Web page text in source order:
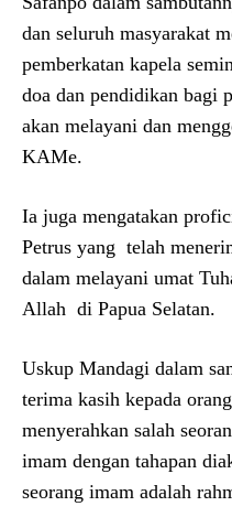
dan seluruh masyarakat
pemberkatan kapela
doa dan pendidikan bagi
akan melayani dan
KAMe.
Ia juga mengatakan
Petrus yang telah
dalam melayani umat
Allah di Papua Selatan.
Uskup Mandagi dalam
terima kasih kepada
menyerahkan salah
imam dengan tahapan
seorang imam adalah